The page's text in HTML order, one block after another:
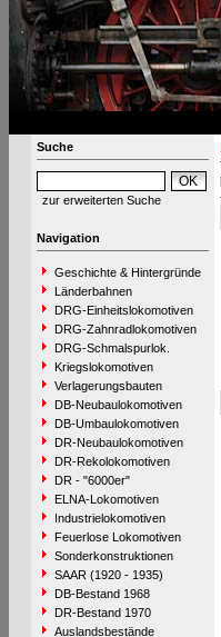
Suche
zur erweiterten Suche
Navigation
Geschichte & Hintergründe
Länderbahnen
DRG-Einheitslokomotiven
DRG-Zahnradlokomotiven
DRG-Schmalspurlok.
Kriegslokomotiven
Verlagerungsbauten
DB-Neubaulokomotiven
DB-Umbaulokomotiven
DR-Neubaulokomotiven
DR-Rekolokomotiven
DR - "6000er"
ELNA-Lokomotiven
Industrielokomotiven
Feuerlose Lokomotiven
Sonderkonstruktionen
SAAR (1920 - 1935)
DB-Bestand 1968
DR-Bestand 1970
Auslandsbestände